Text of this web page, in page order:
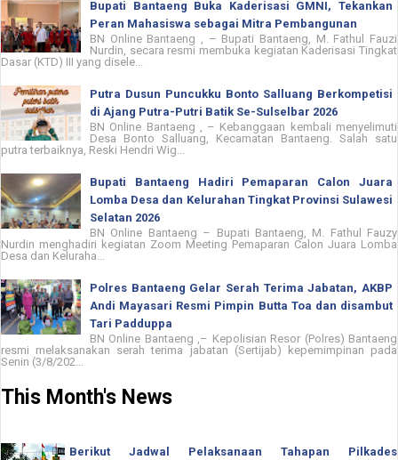
Bupati Bantaeng Buka Kaderisasi GMNI, Tekankan
Peran Mahasiswa sebagai Mitra Pembangunan
BN Online Bantaeng , – Bupati Bantaeng, M. Fathul Fauzi
Nurdin, secara resmi membuka kegiatan Kaderisasi Tingkat
Dasar (KTD) III yang disele...
Putra Dusun Puncukku Bonto Salluang Berkompetisi
di Ajang Putra-Putri Batik Se-Sulselbar 2026
BN Online Bantaeng , – Kebanggaan kembali menyelimuti
Desa Bonto Salluang, Kecamatan Bantaeng. Salah satu
putra terbaiknya, Reski Hendri Wig...
Bupati Bantaeng Hadiri Pemaparan Calon Juara
Lomba Desa dan Kelurahan Tingkat Provinsi Sulawesi
Selatan 2026
BN Online Bantaeng – Bupati Bantaeng, M. Fathul Fauzy
Nurdin menghadiri kegiatan Zoom Meeting Pemaparan Calon Juara Lomba
Desa dan Keluraha...
Polres Bantaeng Gelar Serah Terima Jabatan, AKBP
Andi Mayasari Resmi Pimpin Butta Toa dan disambut
Tari Padduppa
BN Online Bantaeng ,– Kepolisian Resor (Polres) Bantaeng
resmi melaksanakan serah terima jabatan (Sertijab) kepemimpinan pada
Senin (3/8/202...
This Month's News
Berikut Jadwal Pelaksanaan Tahapan Pilkades